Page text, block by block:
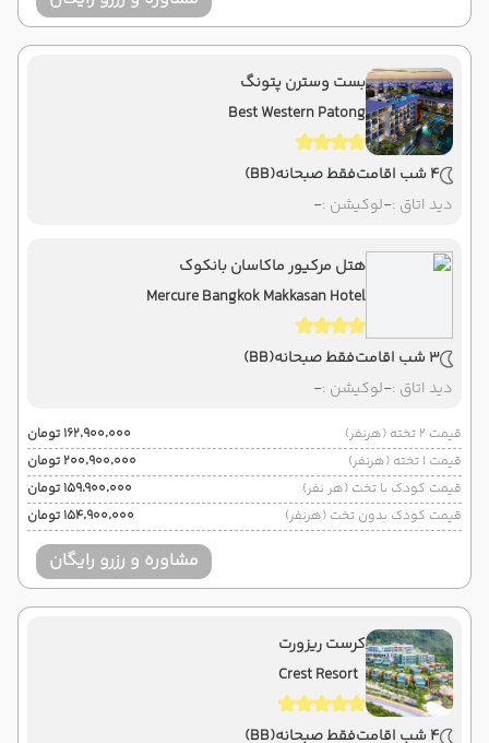
بست وسترن پتونگ
Best Western Patong
4 شب اقامت فقط صبحانه(BB)
دید اتاق :-لوکیشن :-
هتل مرکیور ماکاسان بانکوک
Mercure Bangkok Makkasan Hotel
3 شب اقامت فقط صبحانه(BB)
دید اتاق :-لوکیشن :-
قیمت 2 تخته (هرنفر)
۱۶۲٬۹۰۰٬۰۰۰ تومان
قیمت 1 تخته (هرنفر)
۲۰۰٬۹۰۰٬۰۰۰ تومان
قیمت کودک با تخت (هر نفر)
۱۵۹٬۹۰۰٬۰۰۰ تومان
قیمت کودک بدون تخت (هرنفر)
۱۵۴٬۹۰۰٬۰۰۰ تومان
مشاوره و رزرو رایگان
کرست ریزورت
Crest Resort
4 شب اقامت فقط صبحانه(BB)